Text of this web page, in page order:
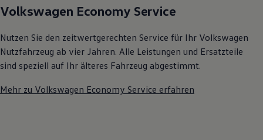
75 Jahre Bulli Jubiläum
Volkswagen Economy Service
Nutzen Sie den zeitwertgerechten Service für Ihr Volkswagen
Nutzfahrzeug ab vier Jahren. Alle Leistungen und Ersatzteile
sind speziell auf Ihr älteres Fahrzeug abgestimmt.
Mehr zu Volkswagen Economy Service erfahren